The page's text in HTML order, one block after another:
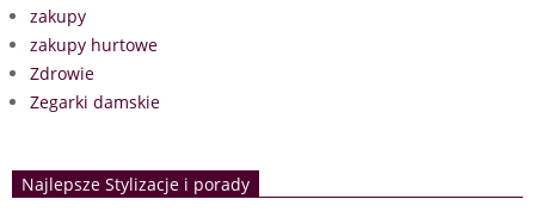
zakupy
zakupy hurtowe
Zdrowie
Zegarki damskie
Najlepsze Stylizacje i porady